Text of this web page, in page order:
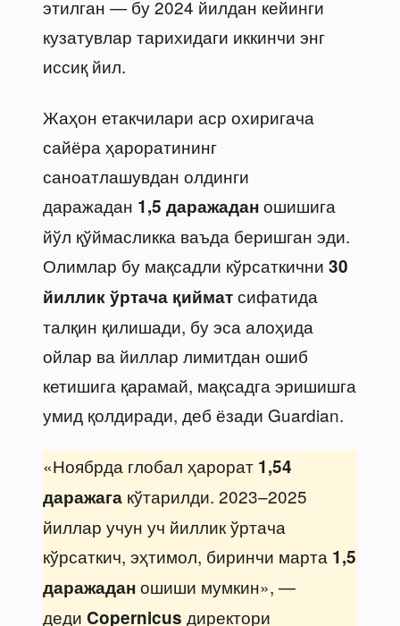
этилган — бу 2024 йилдан кейинги
кузатувлар тарихидаги иккинчи энг
иссиқ йил.
Жаҳон етакчилари аср охиригача
сайёра ҳароратининг
саноатлашувдан олдинги
даражадан 1,5 даражаданошишига
йўл қўймасликка ваъда беришган эди.
Олимлар бу мақсадли кўрсаткични 30
йиллик ўртача қийматсифатида
талқин қилишади, бу эса алоҳида
ойлар ва йиллар лимитдан ошиб
кетишига қарамай, мақсадга эришишга
умид қолдиради, деб ёзади Guardian.
«Ноябрда глобал ҳарорат 1,54
даражага кўтарилди. 2023–2025
йиллар учун уч йиллик ўртача
кўрсаткич, эҳтимол, биринчи марта 1,5
даражаданошиши мумкин», —
деди Copernicus директори